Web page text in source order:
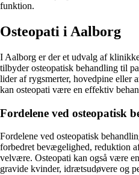
funktion.
Osteopati i Aalborg
I Aalborg er der et udvalg af
tilbyder osteopatisk behandling til
lider af rygsmerter, hovedpine eller
kan osteopati være en effektiv
Fordelene ved osteopatisk
Fordelene ved osteopatisk
forbedret bevægelighed, reduktion
velvære. Osteopati kan også være
gravide kvinder, idrætsudøvere og